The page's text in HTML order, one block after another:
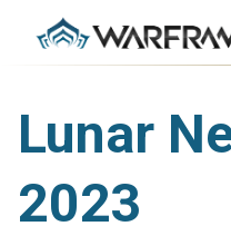
Lunar
2023